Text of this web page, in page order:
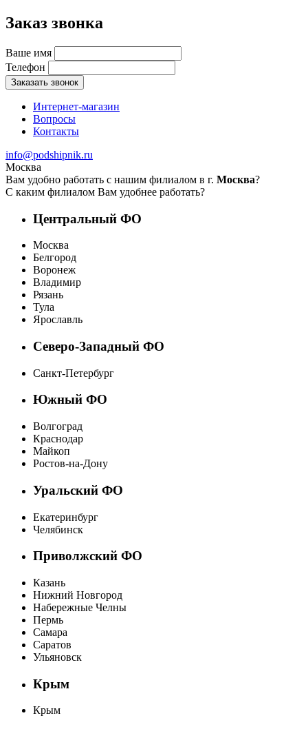
Заказ звонка
Ваше имя
Телефон
Заказать звонок
Интернет-магазин
Вопросы
Контакты
info@podshipnik.ru
Москва
Вам удобно работать с нашим филиалом в г. Москва?
С каким филиалом Вам удобнее работать?
Центральный ФО
Москва
Белгород
Воронеж
Владимир
Рязань
Тула
Ярославль
Северо-Западный ФО
Санкт-Петербург
Южный ФО
Волгоград
Краснодар
Майкоп
Ростов-на-Дону
Уральский ФО
Екатеринбург
Челябинск
Приволжский ФО
Казань
Нижний Новгород
Набережные Челны
Пермь
Самара
Саратов
Ульяновск
Крым
Крым